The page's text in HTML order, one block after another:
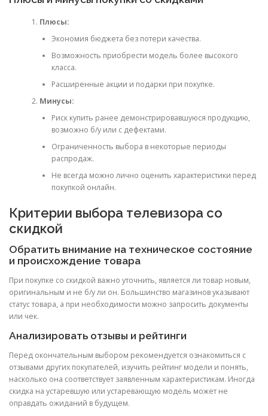
Плюсы:
Экономия бюджета без потери качества.
Возможность приобрести модель более высокого
класса.
Расширенные акции и подарки при покупке.
Минусы:
Риск купить ранее демонстрировавшуюся продукцию,
возможно б/у или с дефектами.
Ограниченность выбора в некоторые периоды
распродаж.
Не всегда можно лично оценить характеристики перед
покупкой онлайн.
Критерии выбора телевизора со
скидкой
Обратить внимание на техническое состояние
и происхождение товара
При покупке со скидкой важно уточнить, является ли товар новым,
оригинальным и не б/у ли он. Большинство магазинов указывают
статус товара, а при необходимости можно запросить документы
или чек.
Анализировать отзывы и рейтинги
Перед окончательным выбором рекомендуется ознакомиться с
отзывами других покупателей, изучить рейтинг модели и понять,
насколько она соответствует заявленным характеристикам. Иногда
скидка на устаревшую или устаревающую модель может не
оправдать ожиданий в будущем.